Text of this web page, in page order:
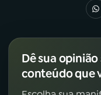
Dê sua
conteúdo que